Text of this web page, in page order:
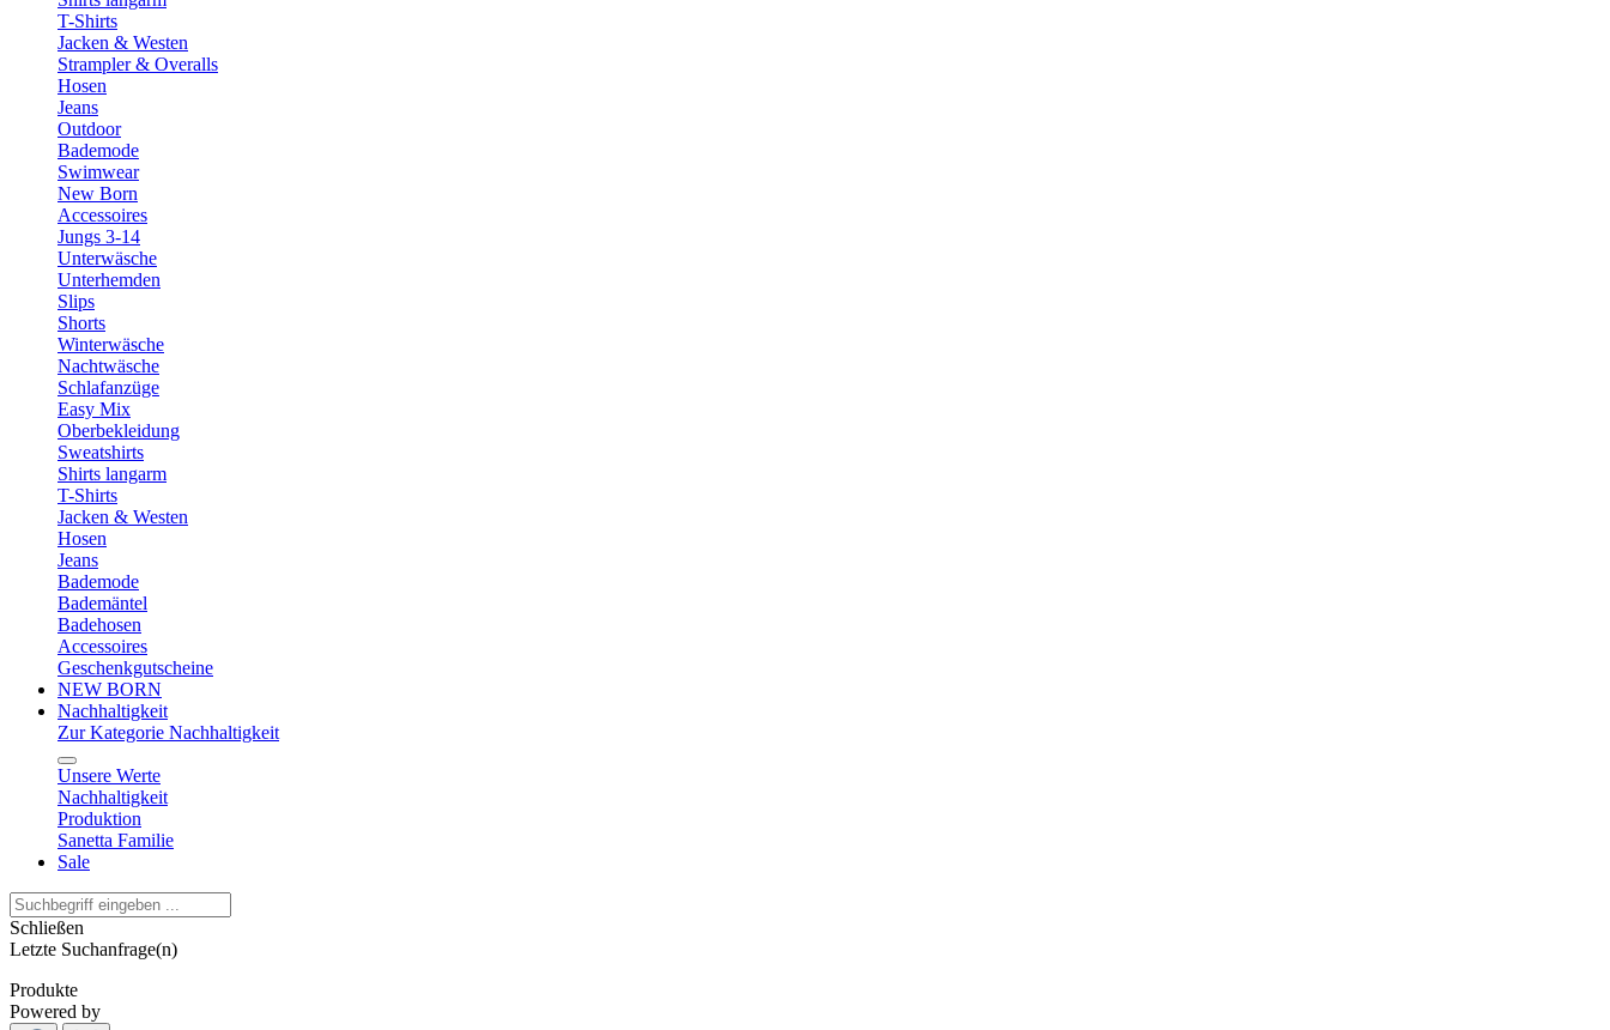
T-Shirts
Jacken & Westen
Strampler & Overalls
Hosen
Jeans
Outdoor
Bademode
Swimwear
New Born
Accessoires
Jungs 3-14
Unterwäsche
Unterhemden
Slips
Shorts
Winterwäsche
Nachtwäsche
Schlafanzüge
Easy Mix
Oberbekleidung
Sweatshirts
Shirts langarm
T-Shirts
Jacken & Westen
Hosen
Jeans
Bademode
Bademäntel
Badehosen
Accessoires
Geschenkgutscheine
NEW BORN
Nachhaltigkeit
Zur Kategorie Nachhaltigkeit
Unsere Werte
Nachhaltigkeit
Produktion
Sanetta Familie
Sale
Schließen
Letzte Suchanfrage(n)
Produkte
Powered by